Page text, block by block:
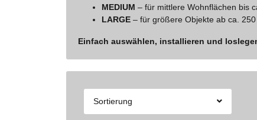
MEDIUM – für mittlere Wohnflächen bis
LARGE – für größere Objekte ab ca. 250
Einfach auswählen, installieren und
Sortierung